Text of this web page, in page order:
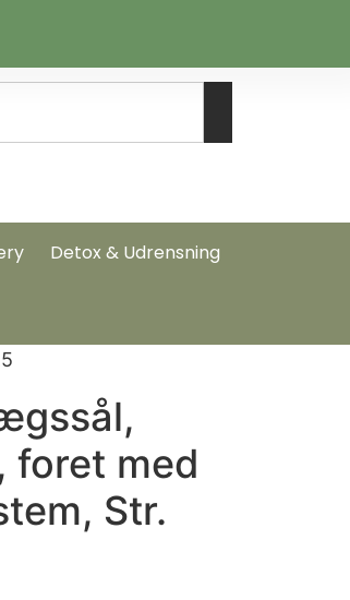
Detox & Udrensning
foret med
Str.